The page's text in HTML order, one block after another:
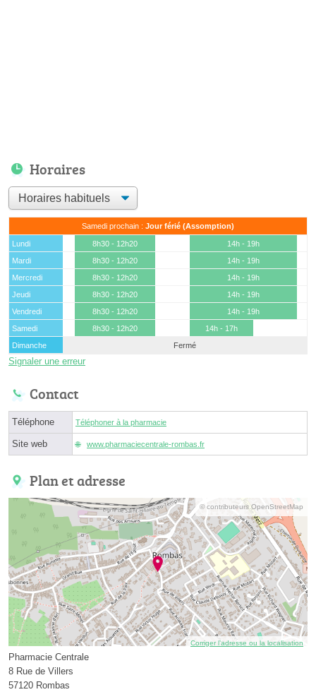
Horaires
Samedi prochain : Jour férié (Assomption)
Lundi 8h30 - 12h20
14h - 19h
Mardi
8h30 - 12h20
14h - 19h
Mercredi
8h30 - 12h20
14h - 19h
Jeudi
8h30 - 12h20
14h - 19h
Vendredi
8h30 - 12h20
14h - 19h
Samedi
8h30 - 12h20
14h - 17h
Dimanche
Fermé
Signaler une erreur
Contact
Téléphone Téléphoner à la pharmacie
Site web www.pharmaciecentrale-rombas.fr
Plan et adresse
© contributeurs OpenStreetMap
Corriger l’adresse ou la localisation
Pharmacie Centrale
8 Rue de Villers
57120 Rombas